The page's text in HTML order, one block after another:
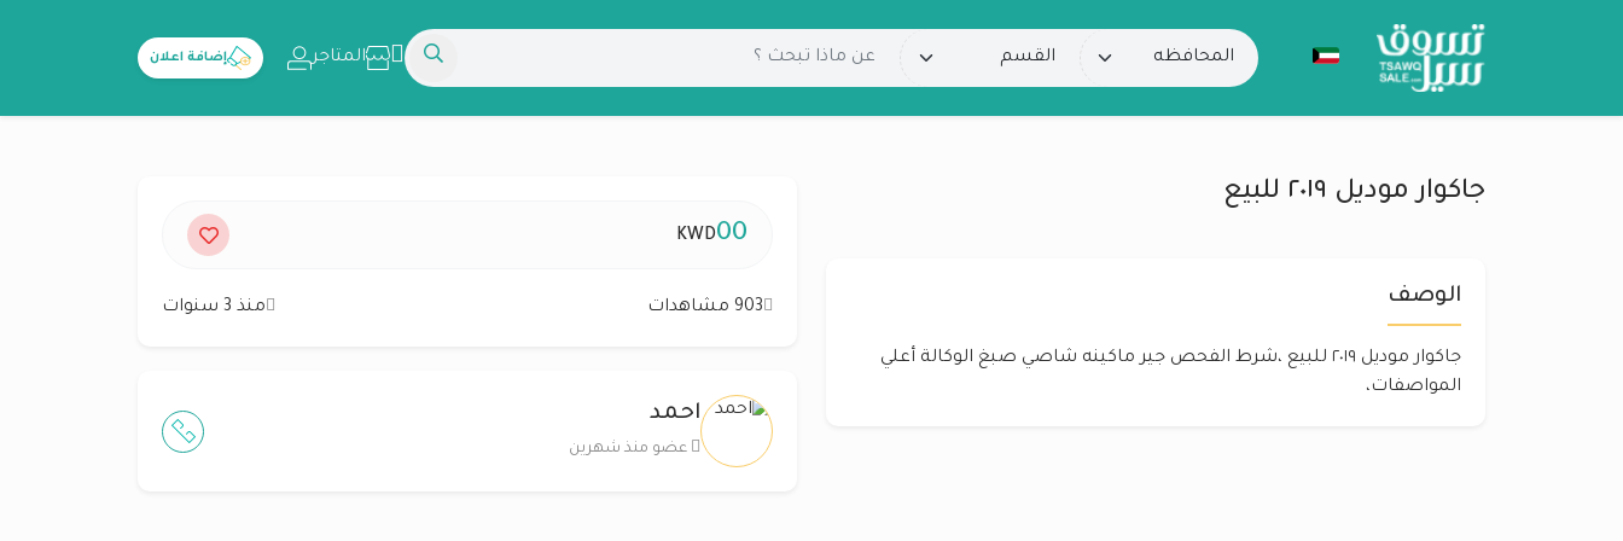
المتاجر إضافة اعلان
جاكوار موديل ٢٠١٩ للبيع
الوصف
جاكوار موديل ٢٠١٩ للبيع ،شرط الفحص جير ماكينه شاصي صبغ الوكالة أعلي
المواصفات،
00
KWD
903 مشاهدات منذ 3 سنوات
احمد
عضو منذ شهرين